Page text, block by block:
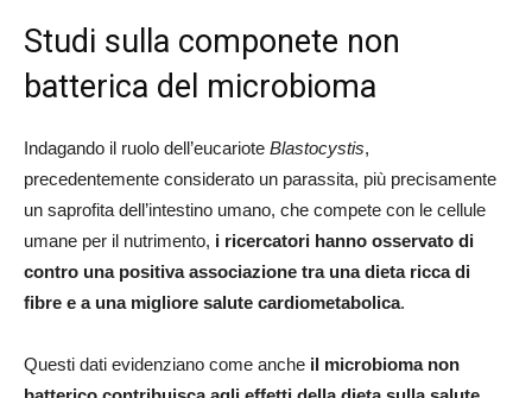
Studi sulla componete non
batterica del microbioma
Indagando il ruolo dell’eucariote Blastocystis,
precedentemente considerato un parassita, più precisamente
un saprofita dell’intestino umano, che compete con le cellule
umane per il nutrimento, i ricercatori hanno osservato di
contro una positiva associazione tra una dieta ricca di
fibre e a una migliore salute cardiometabolica.
Questi dati evidenziano come anche il microbioma non